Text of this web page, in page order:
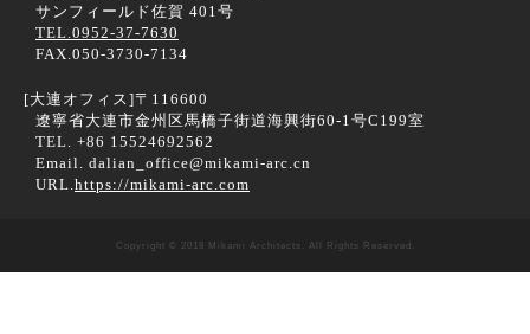
サンフィールド佐賀 401号
TEL.0952-37-7630
FAX.050-3730-7134
[大連オフィス]〒116600
遼寧省大連市金州区馬橋子街道海興街60-1号C199室
TEL. +86 15524692562
Email. dalian_office@mikami-arc.cn
URL.https://mikami-arc.com
Copyright © 2018 Mikami Architects. All Rights Reserved.